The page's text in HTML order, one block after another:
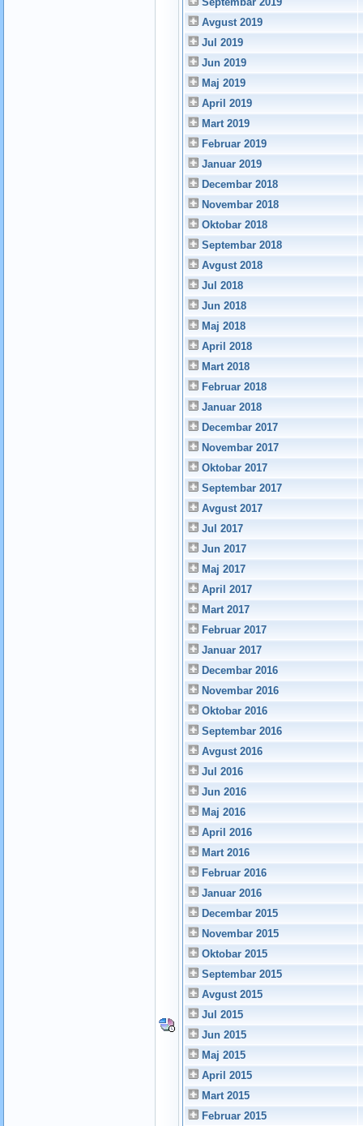
Avgust 2019
Jul 2019
Jun 2019
Maj 2019
April 2019
Mart 2019
Februar 2019
Januar 2019
Decembar 2018
Novembar 2018
Oktobar 2018
Septembar 2018
Avgust 2018
Jul 2018
Jun 2018
Maj 2018
April 2018
Mart 2018
Februar 2018
Januar 2018
Decembar 2017
Novembar 2017
Oktobar 2017
Septembar 2017
Avgust 2017
Jul 2017
Jun 2017
Maj 2017
April 2017
Mart 2017
Februar 2017
Januar 2017
Decembar 2016
Novembar 2016
Oktobar 2016
Septembar 2016
Avgust 2016
Jul 2016
Jun 2016
Maj 2016
April 2016
Mart 2016
Februar 2016
Januar 2016
Decembar 2015
Novembar 2015
Oktobar 2015
Septembar 2015
Avgust 2015
Jul 2015
Jun 2015
Maj 2015
April 2015
Mart 2015
Februar 2015